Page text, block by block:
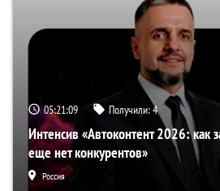
05:21:08 Получили:4
Интенсив «Автоконтент 2026: как
еще нет конкурентов»
Россия